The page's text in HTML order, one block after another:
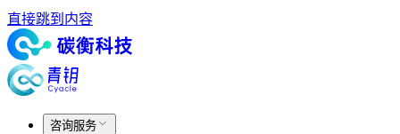
直接跳到内容
咨询服务